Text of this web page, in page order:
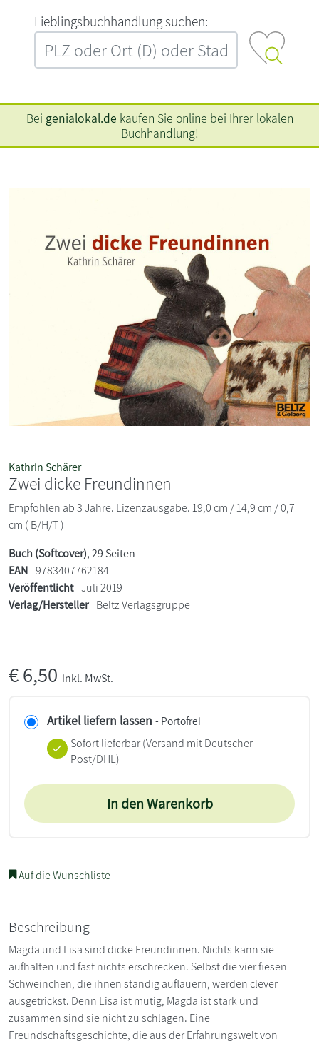
L‍i‍e‍b‍l‍i‍n‍g‍s‍b‍u‍c‍h‍h‍a‍n‍d‍l‍u‍n‍g‍ ‍s‍u‍c‍h‍e‍n‍:‍
Bei genialokal.de kaufen Sie online bei Ihrer lokalen
Buchhandlung!
Kathrin Schärer
Zwei dicke Freundinnen
Empfohlen ab 3 Jahre. Lizenzausgabe. 19,0 cm / 14,9 cm / 0,7
cm ( B/H/T )
Buch (Softcover), 29 Seiten
EAN 9783407762184
Veröffentlicht Juli 2019
Verlag/Hersteller Beltz Verlagsgruppe
€6,50 inkl. MwSt.
Artikel liefern lassen - Portofrei
Sofort lieferbar(Versand mit Deutscher
Post/DHL)
In den Warenkorb
Auf die Wunschliste
Beschreibung
Magda und Lisa sind dicke Freundinnen. Nichts kann sie
aufhalten und fast nichts erschrecken. Selbst die vier fiesen
Schweinchen, die ihnen ständig auflauern, werden clever
ausgetrickst. Denn Lisa ist mutig, Magda ist stark und
zusammen sind sie nicht zu schlagen. Eine
Freundschaftsgeschichte, die aus der Erfahrungswelt von